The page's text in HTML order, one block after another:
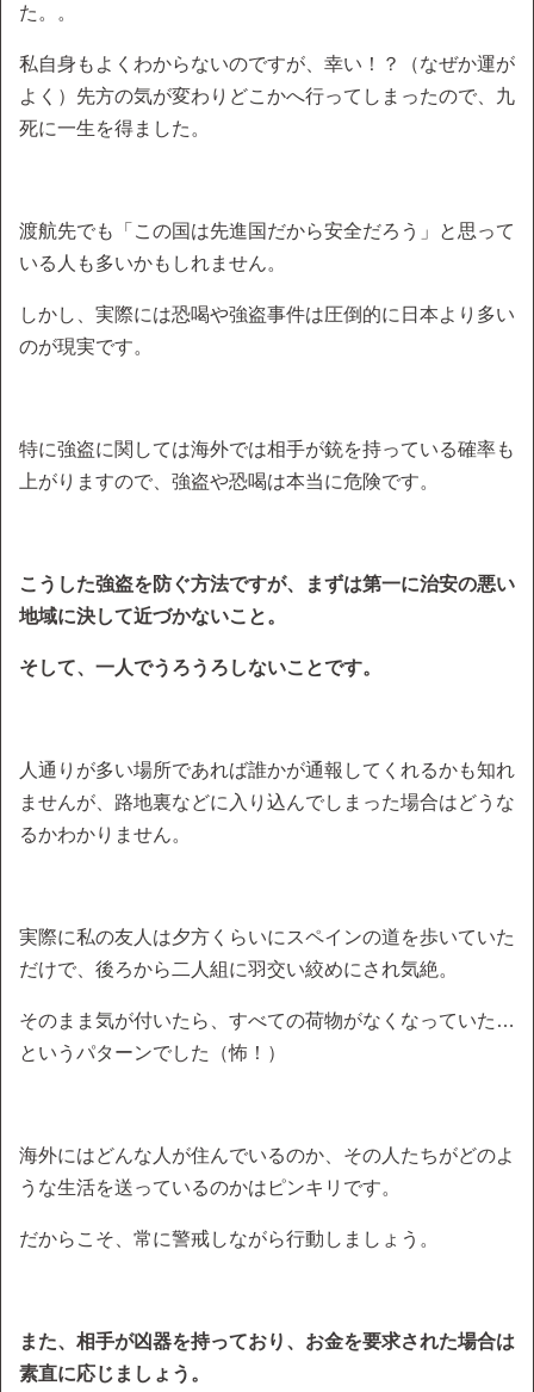
た。。
私自身もよくわからないのですが、幸い！？（なぜか運が
よく）先方の気が変わりどこかへ行ってしまったので、九
死に一生を得ました。
渡航先でも「この国は先進国だから安全だろう」と思って
いる人も多いかもしれません。
しかし、実際には恐喝や強盗事件は圧倒的に日本より多い
のが現実です。
特に強盗に関しては海外では相手が銃を持っている確率も
上がりますので、強盗や恐喝は本当に危険です。
こうした強盗を防ぐ方法ですが、まずは第一に治安の悪い
地域に決して近づかないこと。
そして、一人でうろうろしないことです。
人通りが多い場所であれば誰かが通報してくれるかも知れ
ませんが、路地裏などに入り込んでしまった場合はどうな
るかわかりません。
実際に私の友人は夕方くらいにスペインの道を歩いていた
だけで、後ろから二人組に羽交い絞めにされ気絶。
そのまま気が付いたら、すべての荷物がなくなっていた…
というパターンでした（怖！）
海外にはどんな人が住んでいるのか、その人たちがどのよ
うな生活を送っているのかはピンキリです。
だからこそ、常に警戒しながら行動しましょう。
また、相手が凶器を持っており、お金を要求された場合は
素直に応じましょう。